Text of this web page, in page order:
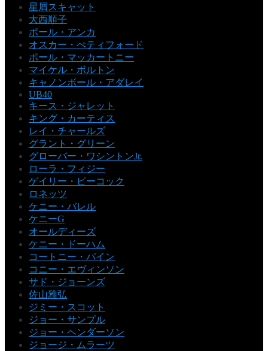
星屑スキャット
大西順子
ポール・アンカ
オスカー・ぺティフォード
ポール・マッカートニー
マイケル・ボルトン
キャノンボール・アダレイ
UB40
キース・ジャレット
キング・カーティス
レイ・チャールズ
グラント・グリーン
グローバー・ワシントンJr.
ローラ・フィジー
ゲイリー・ピーコック
ロネッツ
ケニー・バレル
ケニーG
オールディーズ
ケニー・ドーハム
コートニー・パイン
コニー・エヴィンソン
サド・ジョーンズ
佐山雅弘
ジミー・スコット
ジョー・サンプル
ジョー・ヘンダーソン
ジョージ・ムラーツ